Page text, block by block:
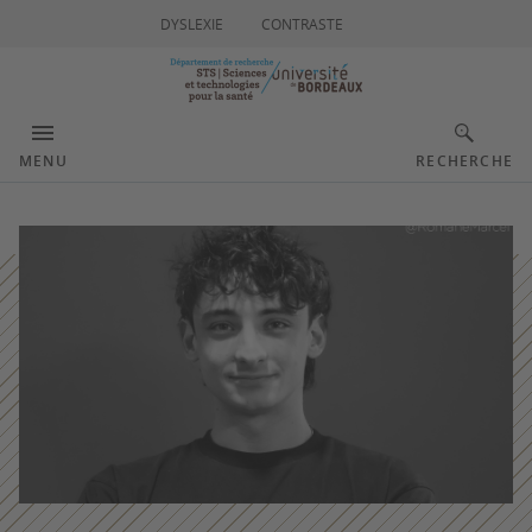
DYSLEXIE CONTRASTE
MENU RECHERCHE